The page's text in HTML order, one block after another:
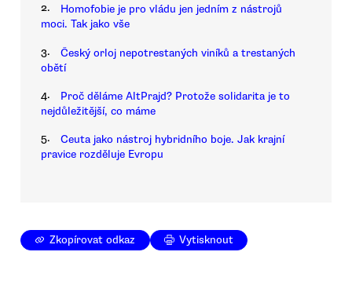
2.
Homofobie je pro vládu jen jedním z nástrojů
moci. Tak jako vše
3.
Český orloj nepotrestaných viníků a trestaných
obětí
4.
Proč děláme AltPrajd? Protože solidarita je to
nejdůležitější, co máme
5.
Ceuta jako nástroj hybridního boje. Jak krajní
pravice rozděluje Evropu
Zkopírovat odkaz Vytisknout